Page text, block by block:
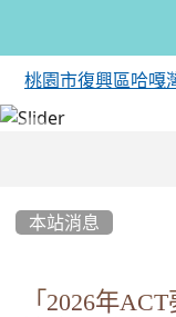
桃園市復興區哈嘎
本站消息
「2026年